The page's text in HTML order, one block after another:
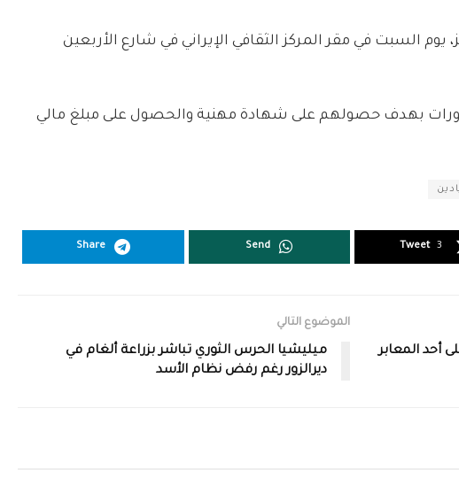
يوم السبت في مقر المركز الثقافي الإيراني في شارع الأربعين
بهدف حصولهم على شهادة مهنية والحصول على مبلغ مالي
Tweet 3
Send
Share
أحد المعابر
الموضوع التالي
ميليشيا الحرس الثوري تباشر بزراعة ألغام في
ديرالزور رغم رفض نظام الأسد